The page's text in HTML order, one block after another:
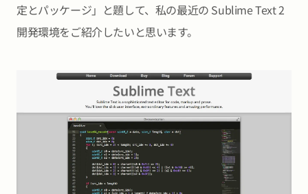
定とパッケージ」と題して、私の最近の Sublime Text 2
開発環境をご紹介したいと思います。